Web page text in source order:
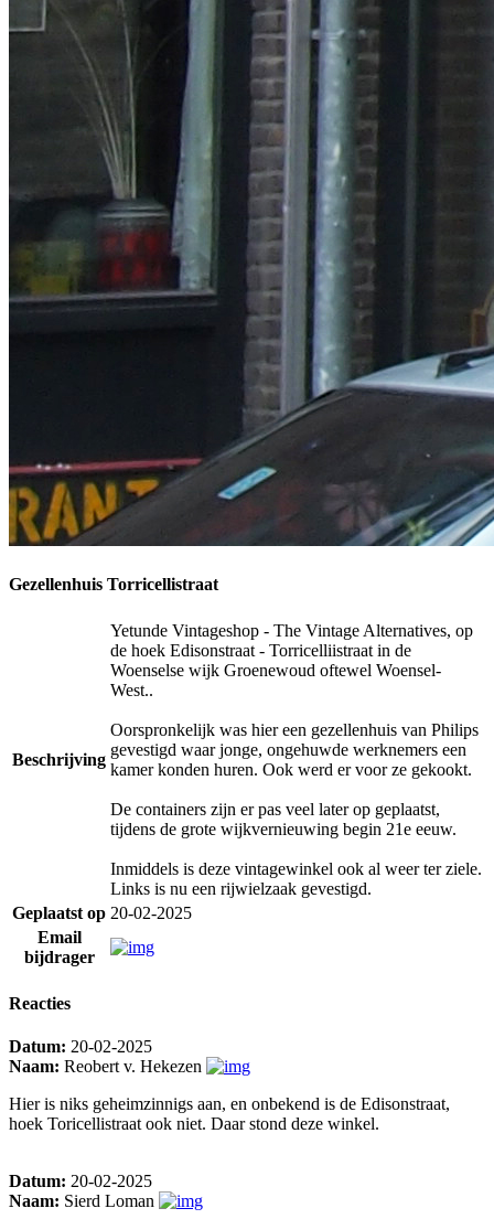
Gezellenhuis Torricellistraat
Beschrijving
Yetunde Vintageshop - The Vintage Alternatives, op
de hoek Edisonstraat - Torricelliistraat in de
Woenselse wijk Groenewoud oftewel Woensel-
West..
Oorspronkelijk was hier een gezellenhuis van Philips
gevestigd waar jonge, ongehuwde werknemers een
kamer konden huren. Ook werd er voor ze gekookt.
De containers zijn er pas veel later op geplaatst,
tijdens de grote wijkvernieuwing begin 21e eeuw.
Inmiddels is deze vintagewinkel ook al weer ter ziele.
Links is nu een rijwielzaak gevestigd.
Geplaatst op 20-02-2025
Email
bijdrager
Reacties
Datum: 20-02-2025
Naam: Reobert v. Hekezen
Hier is niks geheimzinnigs aan, en onbekend is de Edisonstraat,
hoek Toricellistraat ook niet. Daar stond deze winkel.
Datum: 20-02-2025
Naam: Sierd Loman